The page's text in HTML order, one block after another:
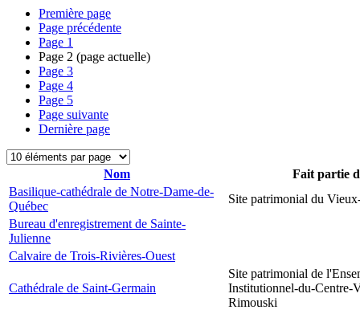
Première page
Page précédente
Page 1
Page 2 (page actuelle)
Page 3
Page 4
Page 5
Page suivante
Dernière page
Nom
Fait partie
Basilique-cathédrale de Notre-Dame-de-
Québec
Site patrimonial du
Bureau d'enregistrement de Sainte-
Julienne
Calvaire de Trois-Rivières-Ouest
Cathédrale de Saint-Germain
Site patrimonial de
Institutionnel-du-Centre-
Rimouski